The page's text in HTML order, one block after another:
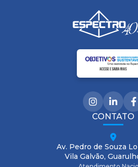
CONTATO
Av. Pedro de Souza
Vila Galvão,